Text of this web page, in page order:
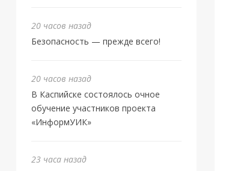
20 часов назад
Безопасность — прежде всего!
20 часов назад
В Каспийске состоялось очное
обучение участников проекта
«ИнформУИК»
23 часа назад